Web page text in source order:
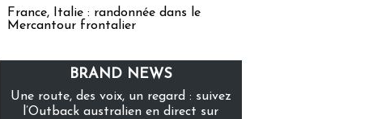
France, Italie : randonnée dans le
Mercantour frontalier
BRAND NEWS
Une route, des voix, un regard : suivez
l’Outback australien en direct sur